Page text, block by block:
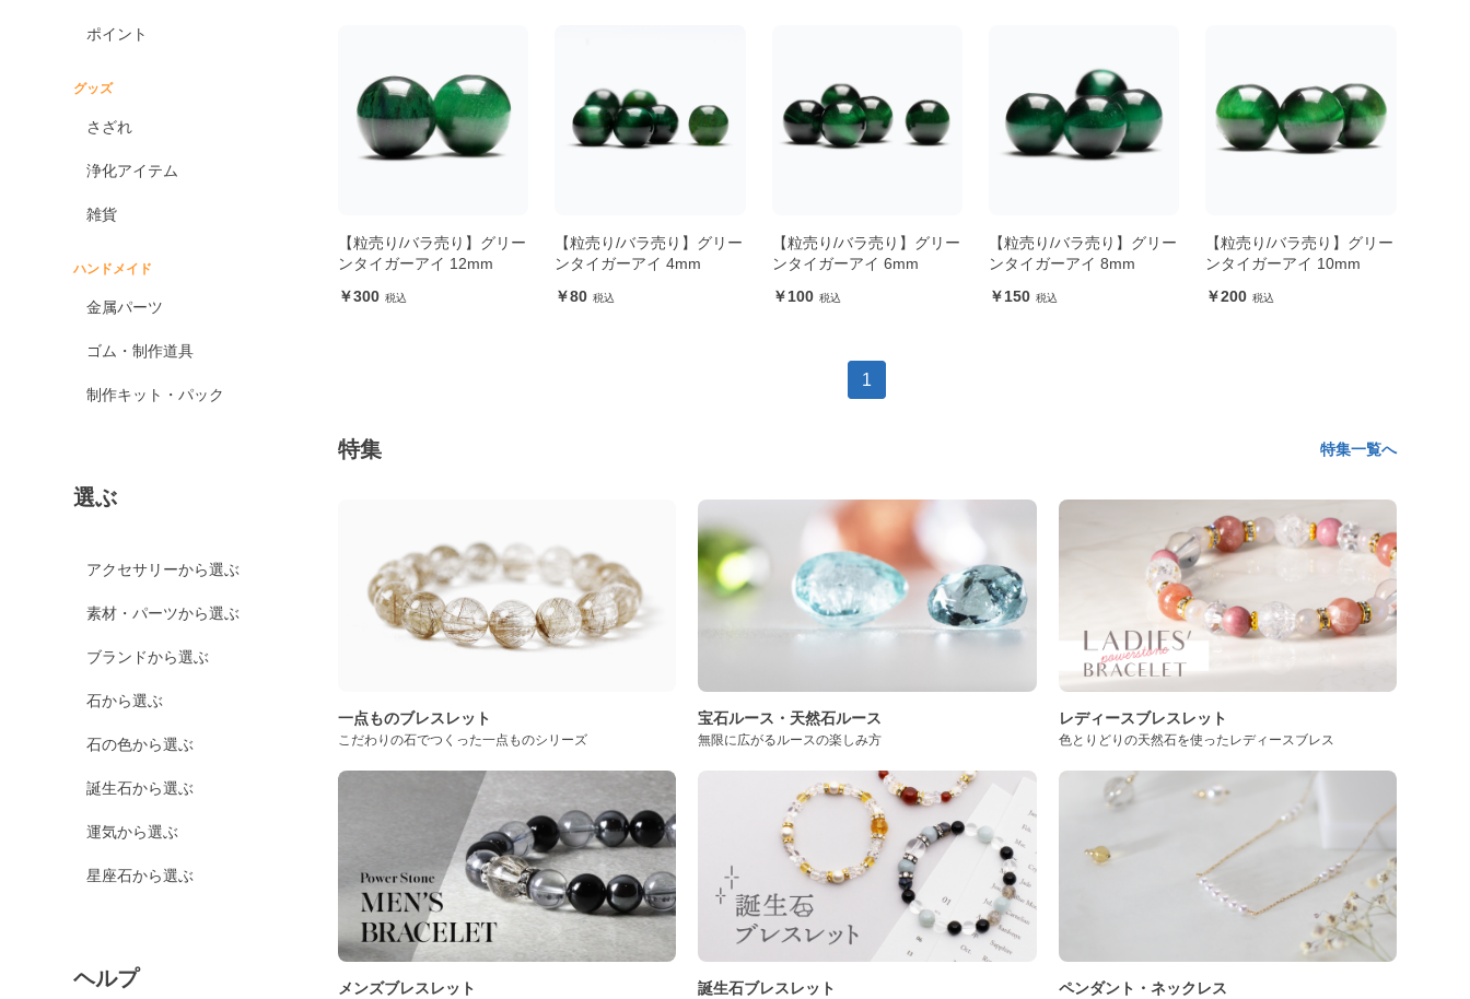
ポイント
グッズ
さざれ
浄化アイテム
雑貨
ハンドメイド
金属パーツ
ゴム・制作道具
制作キット・パック
選ぶ
アクセサリーから選ぶ
素材・パーツから選ぶ
ブランドから選ぶ
石から選ぶ
石の色から選ぶ
誕生石から選ぶ
運気から選ぶ
星座石から選ぶ
ヘルプ
【粒売り/バラ売り】グリー
ンタイガーアイ 12mm
300
【粒売り/バラ売り】グリー
ンタイガーアイ 4mm
80
【粒売り/バラ売り】グリー
ンタイガーアイ 6mm
100
【粒売り/バラ売り】グリー
ンタイガーアイ 8mm
150
【粒売り/バラ売り】グリー
ンタイガーアイ 10mm
200
1
特集 特集一覧へ
一点ものブレスレット
こだわりの石でつくった一点ものシリーズ
宝石ルース・天然石ルース
無限に広がるルースの楽しみ方
レディースブレスレット
色とりどりの天然石を使ったレディースブレス
メンズブレスレット 誕生石ブレスレット ペンダント・ネックレス